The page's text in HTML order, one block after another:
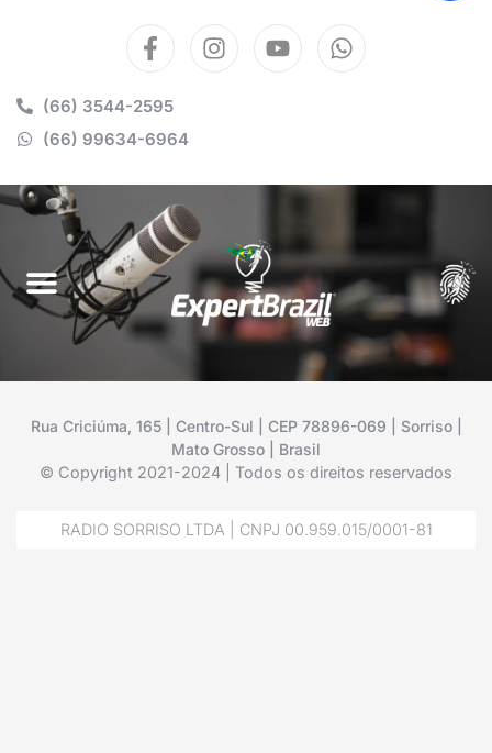
(66) 3544-2595
(66) 99634-6964
Rua Criciúma, 165 | Centro-Sul | CEP 78896-069 | Sorriso |
Mato Grosso | Brasil
© Copyright 2021-2024 | Todos os direitos reservados
RADIO SORRISO LTDA | CNPJ 00.959.015/0001-81